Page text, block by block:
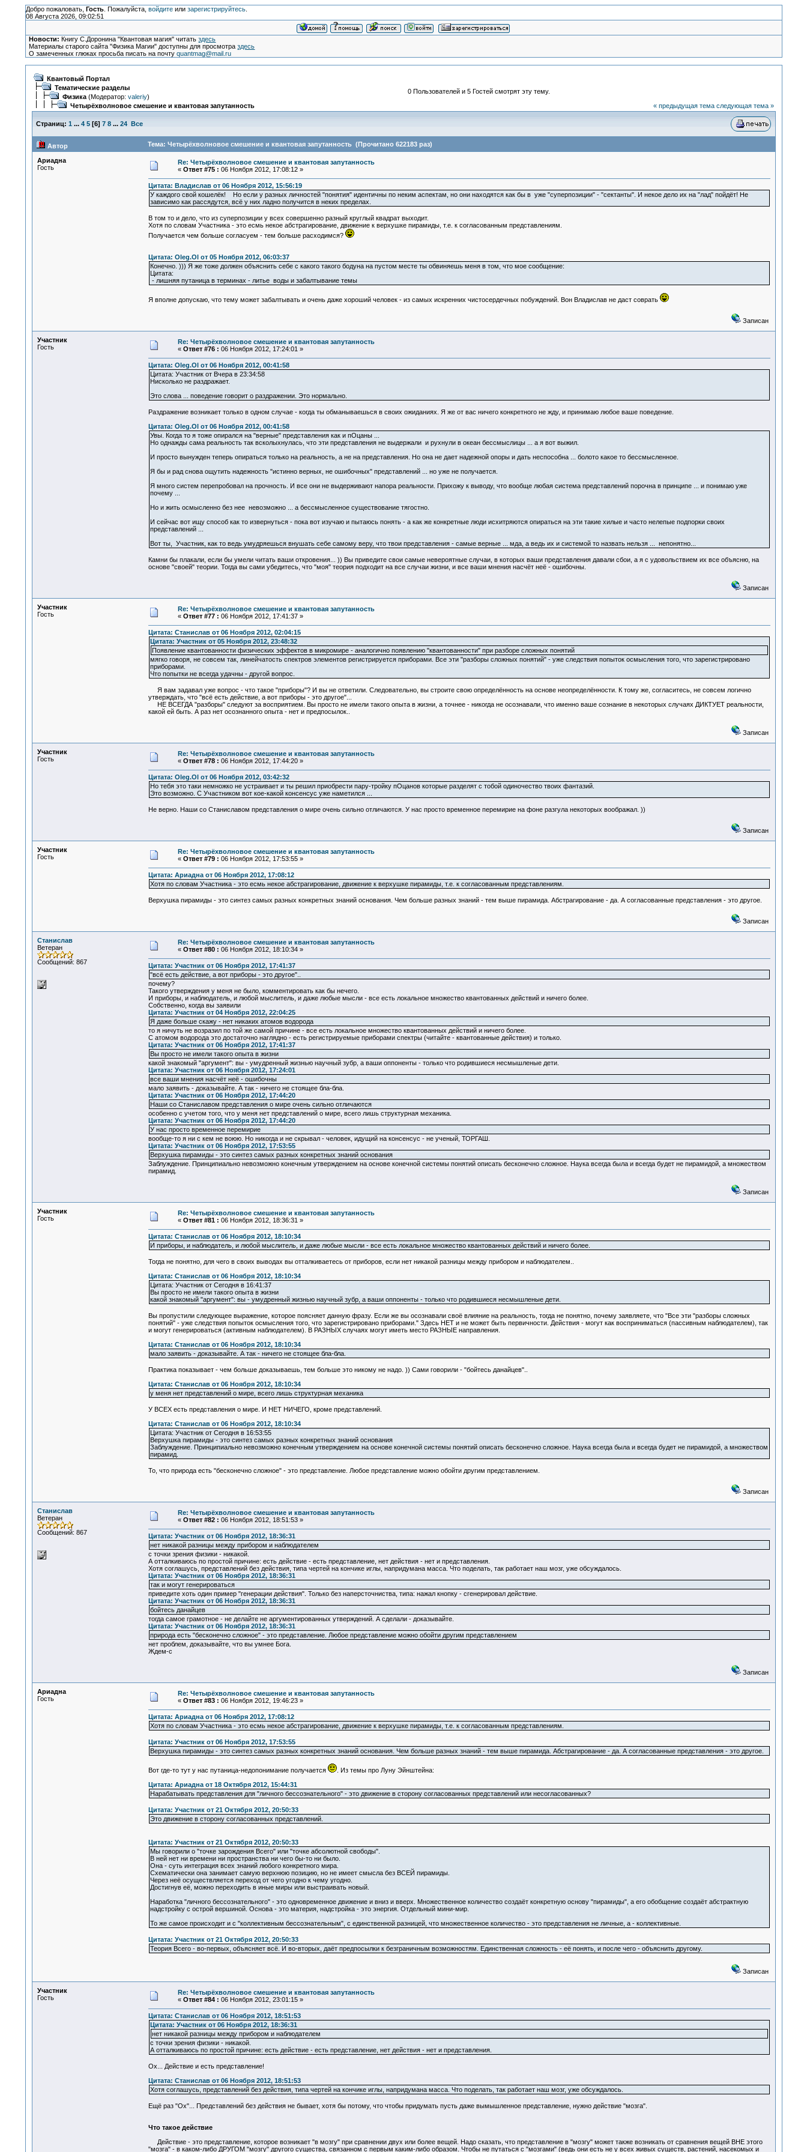
Добро пожаловать, Гость. Пожалуйста, войдитеили зарегистрируйтесь.
08 Августа 2026, 09:02:51
Новости: Книгу С.Доронина "Квантовая магия" читатьздесь
Материалы старого сайта "Физика Магии" доступны для просмотраздесь
О замеченных глюках просьба писать на почтуquantmag@mail.ru
Квантовый Портал
Тематические разделы
Физика(Модератор: valeriy)
Четырёхволновое смешение и квантовая запутанность
0 Пользователей и 5 Гостей смотрят эту тему.
« предыдущая тема следующая тема »
Страниц: 1 ... 4 5[6] 7 8 ... 24 Все
Автор Тема: Четырёхволновое смешение и квантовая запутанность (Прочитано 622183 раз)
Ариадна
Гость
Re: Четырёхволновое смешение и квантовая запутанность
« Ответ #75 : 06 Ноября 2012, 17:08:12 »
Цитата: Владислав от 06 Ноября 2012, 15:56:19
У каждого свой кошелёк! Но если у разных личностей "понятия" идентичны по неким аспектам, но они находятся как бы в уже "суперпозиции" - "сектанты". И некое дело их на "лад" пойдёт! Не
зависимо как рассядутся, всё у них ладно получится в неких пределах.
В том то и дело, что из суперпозиции у всех совершенно разный круглый квадрат выходит.
Хотя по словам Участника - это есмь некое абстрагирование, движение к верхушке пирамиды, т.е. к согласованным представлениям.
Получается чем больше согласуем - тем больше расходимся?
Цитата: Oleg.Ol от 05 Ноября 2012, 06:03:37
Конечно. ))) Я же тоже должен объяснить себе с какого такого бодуна на пустом месте ты обвиняешь меня в том, что мое сообщение:
Цитата:
- лишняя путаница в терминах - литье воды и забалтывание темы
Я вполне допускаю, что тему может забалтывать и очень даже хороший человек - из самых искренних чистосердечных побуждений. Вон Владислав не даст соврать
Записан
Участник
Гость
Re: Четырёхволновое смешение и квантовая запутанность
« Ответ #76 : 06 Ноября 2012, 17:24:01 »
Цитата: Oleg.Ol от 06 Ноября 2012, 00:41:58
Цитата: Участник от Вчера в 23:34:58
Нисколько не раздражает.
Это слова ... поведение говорит о раздражении. Это нормально.
Раздражение возникает только в одном случае - когда ты обманываешься в своих ожиданиях. Я же от вас ничего конкретного не жду, и принимаю любое ваше поведение.
Цитата: Oleg.Ol от 06 Ноября 2012, 00:41:58
Увы. Когда то я тоже опирался на "верные" представления как и пОцаны ...
Но однажды сама реальность так всколыхнулась, что эти представления не выдержали и рухнули в океан бессмыслицы ... а я вот выжил.
И просто вынужден теперь опираться только на реальность, а не на представления. Но она не дает надежной опоры и дать неспособна ... болото какое то бессмысленное.
Я бы и рад снова ощутить надежность "истинно верных, не ошибочных" представлений ... но уже не получается.
Я много систем перепробовал на прочность. И все они не выдерживают напора реальности. Прихожу к выводу, что вообще любая система представлений порочна в принципе ... и понимаю уже
почему ...
Но и жить осмысленно без нее невозможно ... а бессмысленное существование тягостно.
И сейчас вот ищу способ как то извернуться - пока вот изучаю и пытаюсь понять - а как же конкретные люди исхитряются опираться на эти такие хилые и часто нелепые подпорки своих
представлений ...
Вот ты, Участник, как то ведь умудряешься внушать себе самому веру, что твои представления - самые верные ... мда, а ведь их и системой то назвать нельзя ... непонятно...
Камни бы плакали, если бы умели читать ваши откровения... )) Вы приведите свои самые невероятные случаи, в которых ваши представления давали сбои, а я с удовольствием их все объясню, на
основе "своей" теории. Тогда вы сами убедитесь, что "моя" теория подходит на все случаи жизни, и все ваши мнения насчёт неё - ошибочны.
Записан
Участник
Гость
Re: Четырёхволновое смешение и квантовая запутанность
« Ответ #77 : 06 Ноября 2012, 17:41:37 »
Цитата: Станислав от 06 Ноября 2012, 02:04:15
Цитата: Участник от 05 Ноября 2012, 23:48:32
Появление квантованности физических эффектов в микромире - аналогично появлению "квантованности" при разборе сложных понятий
мягко говоря, не совсем так, линейчатость спектров элементов регистрируется приборами. Все эти "разборы сложных понятий" - уже следствия попыток осмысления того, что зарегистрировано
приборами.
Что попытки не всегда удачны - другой вопрос.
Я вам задавал уже вопрос - что такое "приборы"? И вы не ответили. Следовательно, вы строите свою определённость на основе неопределённости. К тому же, согласитесь, не совсем логично
утверждать, что "всё есть действие, а вот приборы - это другое"...
НЕ ВСЕГДА "разборы" следуют за восприятием. Вы просто не имели такого опыта в жизни, а точнее - никогда не осознавали, что именно ваше сознание в некоторых случаях ДИКТУЕТ реальности,
какой ей быть. А раз нет осознанного опыта - нет и предпосылок..
Записан
Участник
Гость
Re: Четырёхволновое смешение и квантовая запутанность
« Ответ #78 : 06 Ноября 2012, 17:44:20 »
Цитата: Oleg.Ol от 06 Ноября 2012, 03:42:32
Но тебя это таки немножко не устраивает и ты решил приобрести пару-тройку пОцанов которые разделят с тобой одиночество твоих фантазий.
Это возможно. С Участником вот кое-какой консенсус уже наметился ...
Не верно. Наши со Станиславом представления о мире очень сильно отличаются. У нас просто временное перемирие на фоне разгула некоторых воображал. ))
Записан
Участник
Гость
Re: Четырёхволновое смешение и квантовая запутанность
« Ответ #79 : 06 Ноября 2012, 17:53:55 »
Цитата: Ариадна от 06 Ноября 2012, 17:08:12
Хотя по словам Участника - это есмь некое абстрагирование, движение к верхушке пирамиды, т.е. к согласованным представлениям.
Верхушка пирамиды - это синтез самых разных конкретных знаний основания. Чем больше разных знаний - тем выше пирамида. Абстрагирование - да. А согласованные представления - это другое.
Записан
Станислав
Ветеран
Сообщений: 867
Re: Четырёхволновое смешение и квантовая запутанность
« Ответ #80 : 06 Ноября 2012, 18:10:34 »
Цитата: Участник от 06 Ноября 2012, 17:41:37
"всё есть действие, а вот приборы - это другое"..
почему?
Такого утверждения у меня не было, комментировать как бы нечего.
И приборы, и наблюдатель, и любой мыслитель, и даже любые мысли - все есть локальное множество квантованных действий и ничего более.
Собственно, когда вы заявили
Цитата: Участник от 04 Ноября 2012, 22:04:25
Я даже больше скажу - нет никаких атомов водорода
то я ничуть не возразил по той же самой причине - все есть локальное множество квантованных действий и ничего более.
С атомом водорода это достаточно наглядно - есть регистрируемые приборами спектры (читайте - квантованные действия) и только.
Цитата: Участник от 06 Ноября 2012, 17:41:37
Вы просто не имели такого опыта в жизни
какой знакомый "аргумент": вы - умудренный жизнью научный зубр, а ваши оппоненты - только что родившиеся несмышленые дети.
Цитата: Участник от 06 Ноября 2012, 17:24:01
все ваши мнения насчёт неё - ошибочны
мало заявить - доказывайте. А так - ничего не стоящее бла-бла.
Цитата: Участник от 06 Ноября 2012, 17:44:20
Наши со Станиславом представления о мире очень сильно отличаются
особенно с учетом того, что у меня нет представлений о мире, всего лишь структурная механика.
Цитата: Участник от 06 Ноября 2012, 17:44:20
У нас просто временное перемирие
вообще-то я ни с кем не воюю. Но никогда и не скрывал - человек, идущий на консенсус - не ученый, ТОРГАШ.
Цитата: Участник от 06 Ноября 2012, 17:53:55
Верхушка пирамиды - это синтез самых разных конкретных знаний основания
Заблуждение. Принципиально невозможно конечным утверждением на основе конечной системы понятий описать бесконечно сложное. Наука всегда была и всегда будет не пирамидой, а множеством
пирамид.
Записан
Участник
Гость
Re: Четырёхволновое смешение и квантовая запутанность
« Ответ #81 : 06 Ноября 2012, 18:36:31 »
Цитата: Станислав от 06 Ноября 2012, 18:10:34
И приборы, и наблюдатель, и любой мыслитель, и даже любые мысли - все есть локальное множество квантованных действий и ничего более.
Тогда не понятно, для чего в своих выводах вы отталкиваетесь от приборов, если нет никакой разницы между прибором и наблюдателем..
Цитата: Станислав от 06 Ноября 2012, 18:10:34
Цитата: Участник от Сегодня в 16:41:37
Вы просто не имели такого опыта в жизни
какой знакомый "аргумент": вы - умудренный жизнью научный зубр, а ваши оппоненты - только что родившиеся несмышленые дети.
Вы пропустили следующее выражение, которое поясняет данную фразу. Если же вы осознавали своё влияние на реальность, тогда не понятно, почему заявляете, что "Все эти "разборы сложных
понятий" - уже следствия попыток осмысления того, что зарегистрировано приборами." Здесь НЕТ и не может быть первичности. Действия - могут как восприниматься (пассивным наблюдателем), так
и могут генерироваться (активным наблюдателем). В РАЗНЫХ случаях могут иметь место РАЗНЫЕ направления.
Цитата: Станислав от 06 Ноября 2012, 18:10:34
мало заявить - доказывайте. А так - ничего не стоящее бла-бла.
Практика показывает - чем больше доказываешь, тем больше это никому не надо. )) Сами говорили - "бойтесь данайцев"..
Цитата: Станислав от 06 Ноября 2012, 18:10:34
у меня нет представлений о мире, всего лишь структурная механика
У ВСЕХ есть представления о мире. И НЕТ НИЧЕГО, кроме представлений.
Цитата: Станислав от 06 Ноября 2012, 18:10:34
Цитата: Участник от Сегодня в 16:53:55
Верхушка пирамиды - это синтез самых разных конкретных знаний основания
Заблуждение. Принципиально невозможно конечным утверждением на основе конечной системы понятий описать бесконечно сложное. Наука всегда была и всегда будет не пирамидой, а множеством
пирамид.
То, что природа есть "бесконечно сложное" - это представление. Любое представление можно обойти другим представлением.
Записан
Станислав
Ветеран
Сообщений: 867
Re: Четырёхволновое смешение и квантовая запутанность
« Ответ #82 : 06 Ноября 2012, 18:51:53 »
Цитата: Участник от 06 Ноября 2012, 18:36:31
нет никакой разницы между прибором и наблюдателем
с точки зрения физики - никакой.
А отталкиваюсь по простой причине: есть действие - есть представление, нет действия - нет и представления.
Хотя соглашусь, представлений без действия, типа чертей на кончике иглы, напридумана масса. Что поделать, так работает наш мозг, уже обсуждалось.
Цитата: Участник от 06 Ноября 2012, 18:36:31
так и могут генерироваться
приведите хоть один пример "генерации действия". Только без наперсточниства, типа: нажал кнопку - сгенерировал действие.
Цитата: Участник от 06 Ноября 2012, 18:36:31
бойтесь данайцев
тогда самое грамотное - не делайте не аргументированных утверждений. А сделали - доказывайте.
Цитата: Участник от 06 Ноября 2012, 18:36:31
природа есть "бесконечно сложное" - это представление. Любое представление можно обойти другим представлением
нет проблем, доказывайте, что вы умнее Бога.
Ждем-с
Записан
Ариадна
Гость
Re: Четырёхволновое смешение и квантовая запутанность
« Ответ #83 : 06 Ноября 2012, 19:46:23 »
Цитата: Ариадна от 06 Ноября 2012, 17:08:12
Хотя по словам Участника - это есмь некое абстрагирование, движение к верхушке пирамиды, т.е. к согласованным представлениям.
Цитата: Участник от 06 Ноября 2012, 17:53:55
Верхушка пирамиды - это синтез самых разных конкретных знаний основания. Чем больше разных знаний - тем выше пирамида. Абстрагирование - да. А согласованные представления - это другое.
Вот где-то тут у нас путаница-недопонимание получается
. Из темы про Луну Эйнштейна:
Цитата: Ариадна от 18 Октября 2012, 15:44:31
Нарабатывать представления для "личного бессознательного" - это движение в сторону согласованных представлений или несогласованных?
Цитата: Участник от 21 Октября 2012, 20:50:33
Это движение в сторону согласованных представлений.
Цитата: Участник от 21 Октября 2012, 20:50:33
Мы говорили о "точке зарождения Всего" или "точке абсолютной свободы".
В ней нет ни времени ни пространства ни чего бы-то ни было.
Она - суть интеграция всех знаний любого конкретного мира.
Схематически она занимает самую верхнюю позицию, но не имеет смысла без ВСЕЙ пирамиды.
Через неё осуществляется переход от чего угодно к чему угодно.
Достигнув её, можно переходить в иные миры или выстраивать новый.
Наработка "личного бессознательного" - это одновременное движение и вниз и вверх. Множественное количество создаёт конкретную основу "пирамиды", а его обобщение создаёт абстрактную
надстройку с острой вершиной. Основа - это материя, надстройка - это энергия. Отдельный мини-мир.
То же самое происходит и с "коллективным бессознательным", с единственной разницей, что множественное количество - это представления не личные, а - коллективные.
Цитата: Участник от 21 Октября 2012, 20:50:33
Теория Всего - во-первых, объясняет всё. И во-вторых, даёт предпосылки к безграничным возможностям. Единственная сложность - её понять, и после чего - объяснить другому.
Записан
Участник
Гость
Re: Четырёхволновое смешение и квантовая запутанность
« Ответ #84 : 06 Ноября 2012, 23:01:15 »
Цитата: Станислав от 06 Ноября 2012, 18:51:53
Цитата: Участник от 06 Ноября 2012, 18:36:31
нет никакой разницы между прибором и наблюдателем
с точки зрения физики - никакой.
А отталкиваюсь по простой причине: есть действие - есть представление, нет действия - нет и представления.
Ох... Действие и есть представление!
Цитата: Станислав от 06 Ноября 2012, 18:51:53
Хотя соглашусь, представлений без действия, типа чертей на кончике иглы, напридумана масса. Что поделать, так работает наш мозг, уже обсуждалось.
Ещё раз "Ох"... Представлений без действия не бывает, хотя бы потому, что чтобы придумать пусть даже вымышленное представление, нужно действие "мозга".
Что такое действие
Действие - это представление, которое возникает "в мозгу" при сравнении двух или более вещей. Надо сказать, что представление в "мозгу" может также возникать от сравнения вещей ВНЕ этого
"мозга" - в каком-либо ДРУГОМ "мозгу" другого существа, связанном с первым каким-либо образом. Чтобы не путаться с "мозгами" (ведь они есть не у всех живых существ, растений, насекомых и